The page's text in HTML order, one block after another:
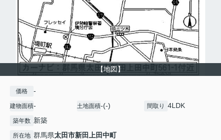
【地図】
価格 -
建物面積- 土地面積-(-) 間取り 4LDK
築年数 新築
所在地 群馬県太田市新田上田中町